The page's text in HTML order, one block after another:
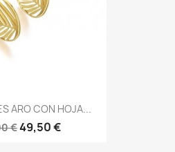
ARO CON HOJA...
€49,50 €